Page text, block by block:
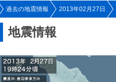
過去の地震情報 2013年02月27日
地震情報